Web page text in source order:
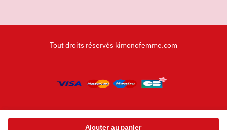
Ajouter au panier
Tout droits réservés kimonofemme.com